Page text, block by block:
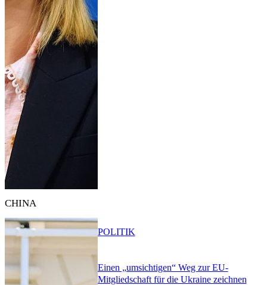
CHINA
Einen „umsichtigen“ Weg zur EU-
Mitgliedschaft für die Ukraine zeichnen
POLITIK